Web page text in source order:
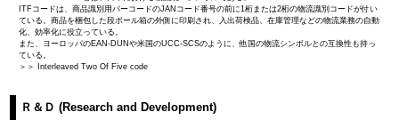
ITFコードは、商品識別用バーコードのJANコード番号の前に1桁または2桁の物流識別コードが付い
ている。商品を梱包した段ボール箱の外側に印刷され、入出荷検品、在庫管理などの物流業務の自動
化、効率化に役立っている。
また、ヨーロッパのEAN-DUNや米国のUCC-SCSのように、他国の物流シンボルとの互換性も持っ
ている。
＞＞ Interleaved Two Of Five code
Ｒ＆Ｄ (Research and Development)